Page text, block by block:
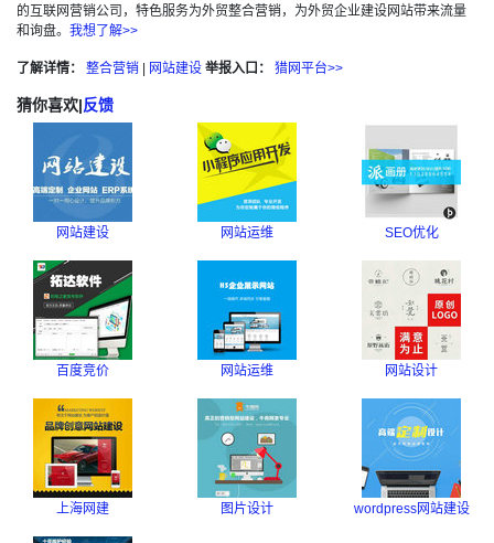
的互联网营销公司，特色服务为外贸整合营销，为外贸企业建设网站带来流量
和询盘。 我想了解>>
了解详情： 整合营销 网站建设 举报入口： 猎网平台>>
猜你喜欢|反馈
网站建设 网站运维 SEO优化
百度竞价 网站运维 网站设计
上海网建 图片设计 wordpress网站建设